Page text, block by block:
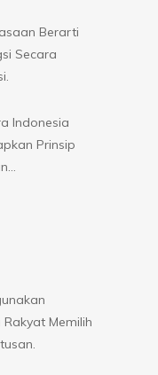
Berarti
Secara
Indonesia
Prinsip
Memilih